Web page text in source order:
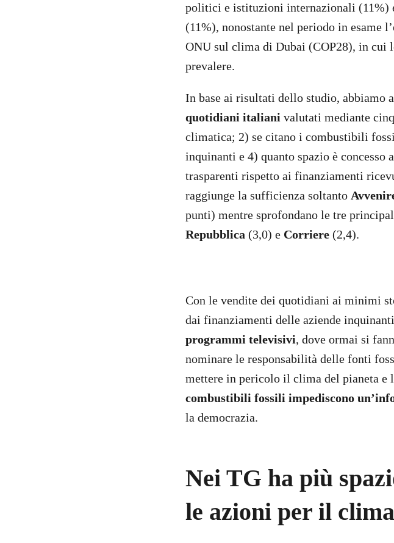
politici e istituzioni internazionali (11%)
(11%), nonostante nel periodo in esame
ONU sul clima di Dubai (COP28), in
prevalere.
In base ai risultati dello studio, abbiamo
quotidiani italiani valutati mediante
climatica; 2) se citano i combustibili
inquinanti e 4) quanto spazio è
trasparenti rispetto ai finanziamenti
raggiunge la sufficienza soltanto
punti) mentre sprofondano le tre
Repubblica (3,0) e Corriere (2,4).
Con le vendite dei quotidiani ai minimi
dai finanziamenti delle aziende
programmi televisivi, dove ormai si
nominare le responsabilità delle fonti
mettere in pericolo il clima del pianeta e
combustibili fossili impediscono
la democrazia.
Nei TG ha più
le azioni per il clima